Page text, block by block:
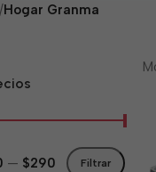
/Hogar Granma
Filtrar
— $290